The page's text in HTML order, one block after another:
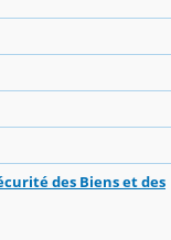
des Biens et des